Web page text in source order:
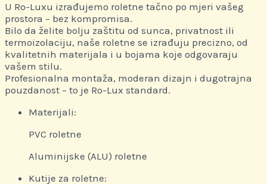
U Ro-Luxu izrađujemo roletne tačno po mjeri vašeg
prostora – bez kompromisa.
Bilo da želite bolju zaštitu od sunca, privatnost ili
termoizolaciju, naše roletne se izrađuju precizno, od
kvalitetnih materijala i u bojama koje odgovaraju
vašem stilu.
Profesionalna montaža, moderan dizajn i dugotrajna
pouzdanost – to je Ro-Lux standard.
Materijali:
PVC roletne
Aluminijske (ALU) roletne
Kutije za roletne: